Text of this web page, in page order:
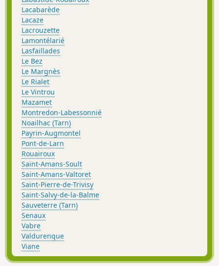
Lacabarède
Lacaze
Lacrouzette
Lamontélarié
Lasfaillades
Le Bez
Le Margnès
Le Rialet
Le Vintrou
Mazamet
Montredon-Labessonnié
Noailhac (Tarn)
Payrin-Augmontel
Pont-de-Larn
Rouairoux
Saint-Amans-Soult
Saint-Amans-Valtoret
Saint-Pierre-de-Trivisy
Saint-Salvy-de-la-Balme
Sauveterre (Tarn)
Senaux
Vabre
Valdurenque
Viane